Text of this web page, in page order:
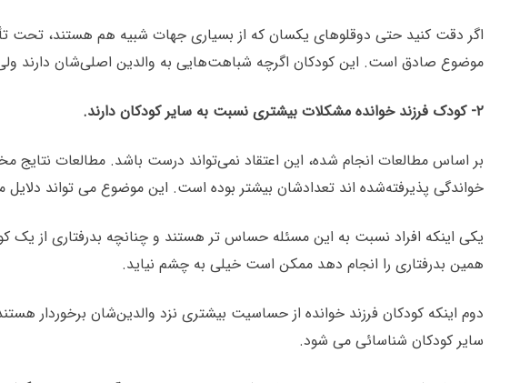
اگر دقت کنید حتی دوقلوهای یکسان که از بسیاری جهات شبیه هم هستند، تحت
موضوع صادق است. این کودکان اگرچه شباهت‌هایی به والدین اصلی‌شان دارند
۲- کودک فرزند خوانده مشکلات بیشتری نسبت به سایر کودکان دارند.
بر اساس مطالعات انجام شده، این اعتقاد نمی‌تواند درست باشد. مطالعات نتایج
خواندگی پذیرفته‌شده اند تعدادشان بیشتر بوده است. این موضوع می تواند
یکی اینکه افراد نسبت به این مسئله حساس تر هستند و چنانچه بدرفتاری از یک
همین بدرفتاری را انجام دهد ممکن است خیلی به چشم نیاید.
دوم اینکه کودکان فرزند خوانده از حساسیت بیشتری نزد والدین‌شان برخوردار
سایر کودکان شناسائی می شود.